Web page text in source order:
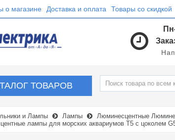
о магазине Доставка и оплата Товары со скидкой
ТОВАРОВ
и Лампы Лампы
Люминесцентные
лампы для морских аквариумов T5 с цоколем